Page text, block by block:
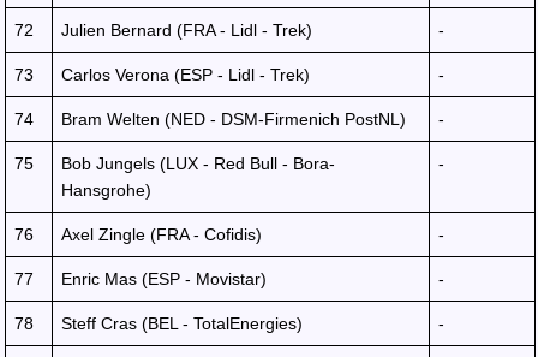
72 Julien Bernard (FRA - Lidl - Trek) -
73 Carlos Verona (ESP - Lidl - Trek) -
74 Bram Welten (NED - DSM-Firmenich PostNL) -
75
Bob Jungels (LUX - Red Bull - Bora-
Hansgrohe)
-
76 Axel Zingle (FRA - Cofidis) -
77 Enric Mas (ESP - Movistar) -
78 Steff Cras (BEL - TotalEnergies) -